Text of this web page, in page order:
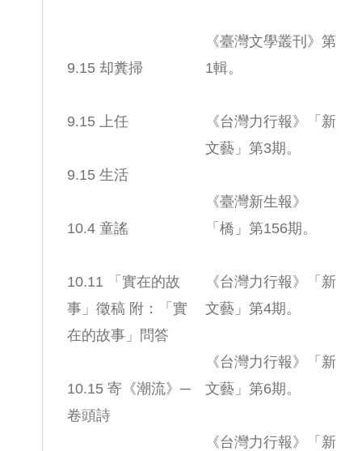
9.15 却糞掃
9.15 上任
9.15 生活
10.4 童謠
10.11 「實在的故
事」徵稿 附：「實
在的故事」問答
10.15 寄《潮流》─
卷頭詩
《臺灣文學叢刊》第
1輯。
《台灣力行報》「新
文藝」第3期。
《臺灣新生報》
「橋」第156期。
《台灣力行報》「新
文藝」第4期。
《台灣力行報》「新
文藝」第6期。
《台灣力行報》「新